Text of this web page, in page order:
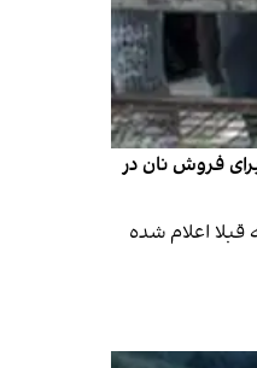
فروش نان در
که قبلا اعلام شده